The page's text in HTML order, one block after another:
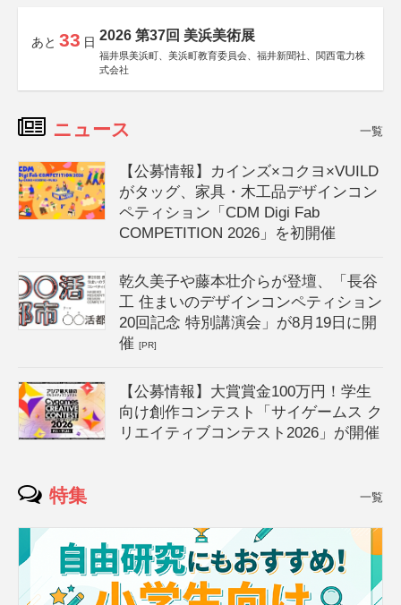
あと 33 日 2026 第37回 美浜美術展
福井県美浜町、美浜町教育委員会、福井新聞社、関西電力株
式会社
ニュース 一覧
【公募情報】カインズ×コクヨ×VUILD
がタッグ、家具・木工品デザインコン
ペティション「CDM Digi Fab
COMPETITION 2026」を初開催
乾久美子や藤本壮介らが登壇、「長谷
工 住まいのデザインコンペティション
20回記念 特別講演会」が8月19日に開
催[PR]
【公募情報】大賞賞金100万円！学生
向け創作コンテスト「サイゲームス ク
リエイティブコンテスト2026」が開催
特集 一覧